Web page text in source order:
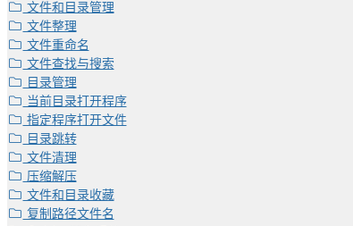
文件和目录管理
文件整理
文件重命名
文件查找与搜索
目录管理
当前目录打开程序
指定程序打开文件
目录跳转
文件清理
压缩解压
文件和目录收藏
复制路径文件名